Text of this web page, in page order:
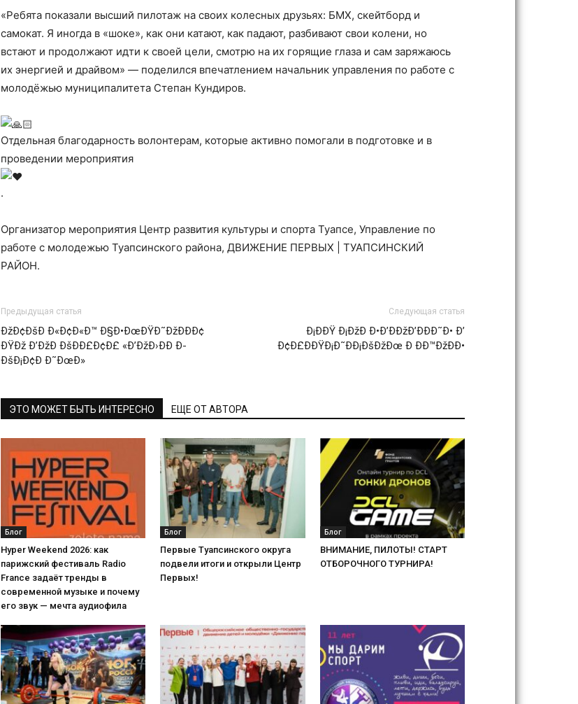
«Ребята показали высший пилотаж на своих колесных друзьях: БМХ, скейтборд и
самокат. Я иногда в «шоке», как они катают, как падают, разбивают свои колени, но
встают и продолжают идти к своей цели, смотрю на их горящие глаза и сам заряжаюсь
их энергией и драйвом» — поделился впечатлением начальник управления по работе с
молодёжью муниципалитета Степан Кундиров.
Отдельная благодарность волонтерам, которые активно помогали в подготовке и в
проведении мероприятия
.
Организатор мероприятия Центр развития культуры и спорта Туапсе, Управление по
работе с молодежью Туапсинского района, ДВИЖЕНИЕ ПЕРВЫХ | ТУАПСИНСКИЙ
РАЙОН.
Предыдущая статья
ÐžÐ¢ÐšÐ Ð«Ð¢Ð«Ð™ Ð§Ð•ÐœÐŸÐ˜ÐžÐÐÐ¢
ÐŸÐž Ð’ÐžÐ ÐšÐÐ£Ð¢Ð£ «Ð’ÐžÐ›ÐÐ Ð­
ÐšÐ¡Ð¢Ð Ð˜ÐœÐ»
Следующая статья
Ð¡ÐÐŸ Ð¡ÐžÐ Ð•Ð’ÐÐžÐ’ÐÐÐ˜Ð• Ð’
Ð¢Ð£ÐÐŸÐ¡Ð˜ÐÐ¡ÐšÐžÐœ Ð ÐÐ™ÐžÐÐ•
ЭТО МОЖЕТ БЫТЬ ИНТЕРЕСНО ЕЩЕ ОТ АВТОРА
Блог
Hyper Weekend 2026: как
парижский фестиваль Radio
France задаёт тренды в
современной музыке и почему
его звук — мечта аудиофила
Блог
Первые Туапсинского округа
подвели итоги и открыли Центр
Первых!
Блог
ВНИМАНИЕ, ПИЛОТЫ! СТАРТ
ОТБОРОЧНОГО ТУРНИРА!